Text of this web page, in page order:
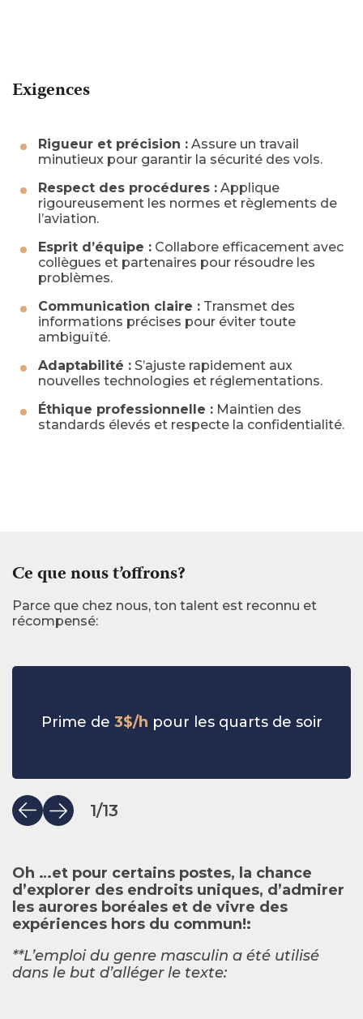
Exigences
Rigueur et précision : Assure un travail
minutieux pour garantir la sécurité des vols.
Respect des procédures : Applique
rigoureusement les normes et règlements de
l’aviation.
Esprit d’équipe : Collabore efficacement avec
collègues et partenaires pour résoudre les
problèmes.
Communication claire : Transmet des
informations précises pour éviter toute
ambiguïté.
Adaptabilité : S’ajuste rapidement aux
nouvelles technologies et réglementations.
Éthique professionnelle : Maintien des
standards élevés et respecte la confidentialité.
Ce que nous t’offrons?
Parce que chez nous, ton talent est reconnu et
récompensé:
1/13
Prime de 3$/h pour les quarts de soir
Oh …et pour certains postes, la chance
d’explorer des endroits uniques, d’admirer
les aurores boréales et de vivre des
expériences hors du commun!:
**L’emploi du genre masculin a été utilisé
dans le but d’alléger le texte: